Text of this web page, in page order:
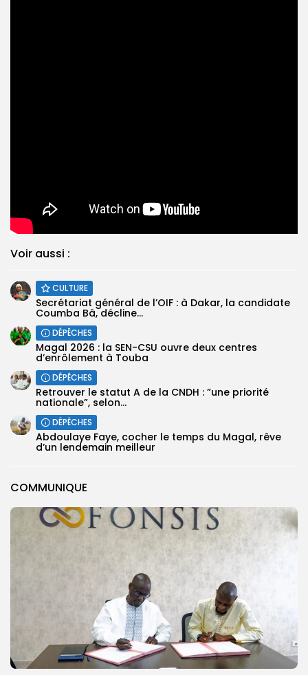
COMMUNIQUE
Voir aussi :
CULTURE
Secrétariat général de l’OIF : à Dakar, la candidate
Coumba Bâ, décline...
DÉPÊCHES
Magal 2026 : la SEN-CSU ouvre deux centres
d’enrôlement à Touba
DÉPÊCHES
Retrouver le statut A de la CNDH : ”une priorité
nationale”, selon...
DÉPÊCHES
Abdoulaye Faye, cocher le temps du Magal, rêve
d’un lendemain meilleur